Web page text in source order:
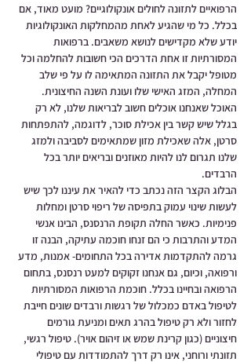
הרפואיים לתזונה לחולים אונקולוגיים? מועט מאוד, אם
בכלל. כל מי שהגיע לאחת מהמחלקות האונקולוגיות
יודע שלא מקדישים לנושא משאבים. ברפואות
המסורתיות זו אחת הדרכים הכי חשובות להחלמה וכל
מטופל יקבל את התזונה המתאימה לו על פי שלב
המחלה, המזג האישי שלו ועונת השנה החיצונית.
האוכל שאנחנו אוכלים חשוב לבריאות שלנו, לא רק
בגלל שיש קשר בין אכילת סוכר, לדוגמה, להתפתחות
סרטן, אלה שאכילת מזון שמתאימים לסביבה ולמזג
שלנו תגרום לנו להיות מאוזנים ובריאים יותר בכל
הרבדים.
הבלוג הקצר הזה נכתב כדי להאיר את עיננו לכך שיש
לעשות שינוי עמוק בתפיסה של ריפוי סרטן ומחלות
פנימיות. כאשר החלה תקופת הרנסנס, הבינו אנשי
המדע והתרבות כי הם זנחו חוכמה עתיקה, הבנה זו
גרמה להתקדמות אדירה בכל התחומים- אמנות, מדע
ורפואה, וכיום, גם אנחנו זקוקים למעט רנסנס, בתחום
הרפואה ובחיינו בכלל. חוכמת הרפואות המסורתיות
לטיפול באדם כמכלול של רגשות ורבדים שונים חייבת
לחזור ולא רק טיפול בהרג תאים ומניעת גורמים
חיצוניים (כגון קרינת שמש או זיהום אויר). טיפול רגשי,
תזונתי ורוחני, אינו רק דרך להתמודדות עם טיפולי